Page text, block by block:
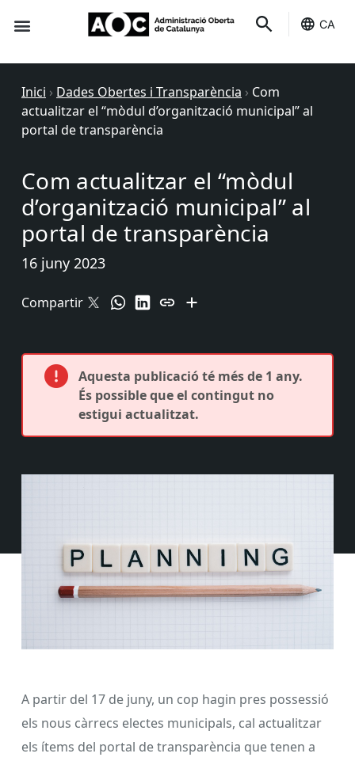
CA
Inici › Dades Obertes i Transparència › Com
actualitzar el “mòdul d’organització municipal” al
portal de transparència
Com actualitzar el “mòdul
d’organització municipal” al
portal de transparència
16 juny 2023
Compartir
Aquesta publicació té més de 1 any.
És possible que el contingut no
estigui actualitzat.
A partir del 17 de juny, un cop hagin pres possessió
els nous càrrecs electes municipals, cal actualitzar
els ítems del portal de transparència que tenen a